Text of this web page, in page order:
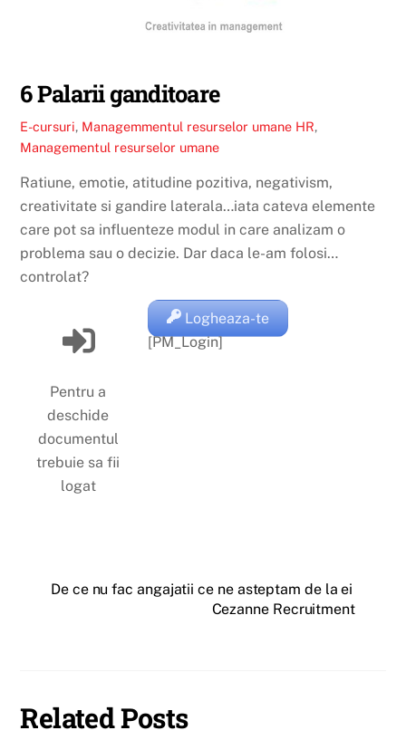
6 Palarii ganditoare
E-cursuri, Managemmentul resurselor umane HR,
Managementul resurselor umane
Ratiune, emotie, atitudine pozitiva, negativism,
creativitate si gandire laterala…iata cateva elemente
care pot sa influenteze modul in care analizam o
problema sau o decizie. Dar daca le-am folosi…
controlat?
Pentru a
deschide
documentul
trebuie sa fii
logat
Logheaza-te
[PM_Login]
De ce nu fac angajatii ce ne asteptam de la ei
Cezanne Recruitment
Related Posts